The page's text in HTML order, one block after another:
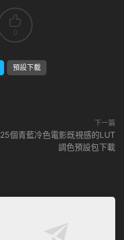
0
預設下載
下一篇
25個青藍冷色電影既視感的LUT
調色預設包下載